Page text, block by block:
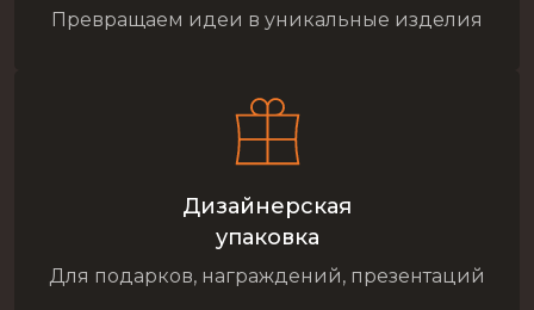
Превращаем идеи в уникальные изделия
Дизайнерская
упаковка
Для подарков, награждений, презентаций